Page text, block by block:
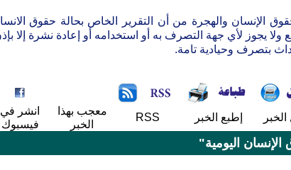
ولا يجوز لأي جهة التصرف به أو استخدامه أو إعادة نشرة إلا
بتصرف وحيادية تامة.
إطبع الخبر RSS
معجب بهذا
الخبر
انشر في
فيسبوك
اليومية"